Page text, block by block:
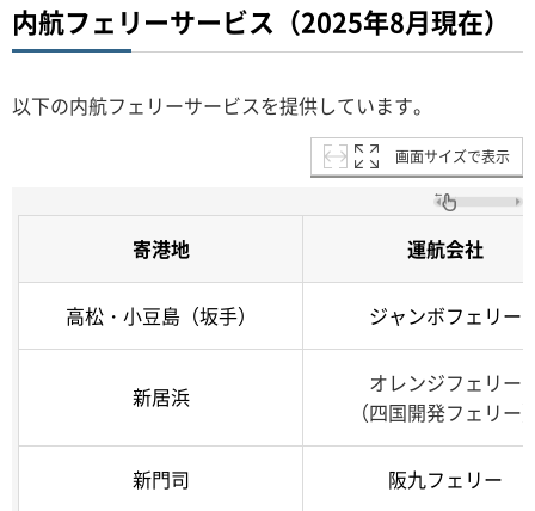
内航フェリーサービス（2025年8月現在）
以下の内航フェリーサービスを提供しています。
画面サイズで表示
寄港地 運航会社
高松・小豆島（坂手） ジャンボフェリー
新居浜
オレンジフェリー
（四国開発フェリー
新門司 阪九フェリー